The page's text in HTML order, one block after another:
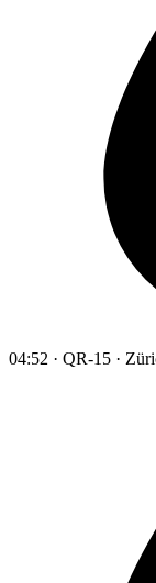
04:52 · QR-15 ·